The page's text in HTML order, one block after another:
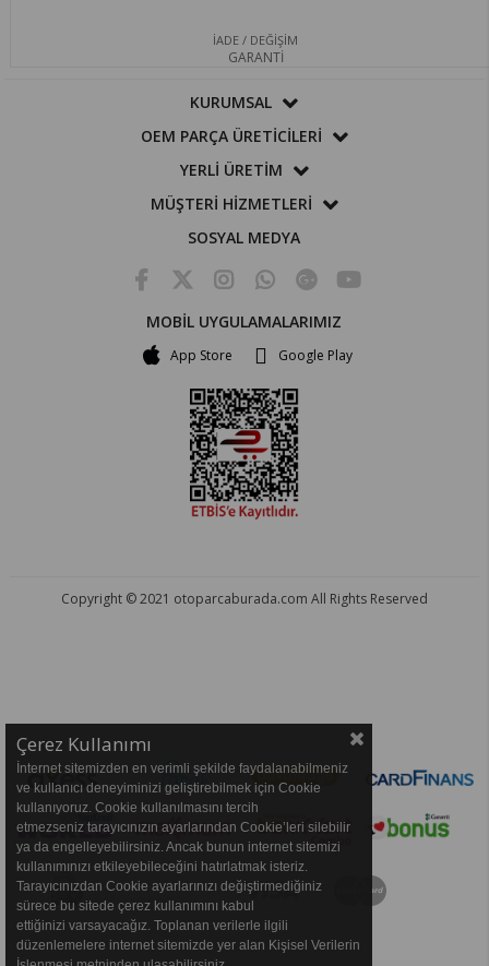
İADE / DEĞİŞİM
GARANTİ
KURUMSAL
OEM PARÇA ÜRETİCİLERİ
YERLİ ÜRETİM
MÜŞTERİ HİZMETLERİ
SOSYAL MEDYA
MOBİL UYGULAMALARIMIZ
App Store Google Play
Copyright © 2021 otoparcaburada.com All Rights Reserved
Çerez Kullanımı
İnternet sitemizden en verimli şekilde faydalanabilmeniz
ve kullanıcı deneyiminizi geliştirebilmek için Cookie
kullanıyoruz. Cookie kullanılmasını tercih
etmezseniz tarayıcınızın ayarlarından Cookie’leri silebilir
ya da engelleyebilirsiniz. Ancak bunun internet sitemizi
kullanımınızı etkileyebileceğini hatırlatmak isteriz.
Tarayıcınızdan Cookie ayarlarınızı değiştirmediğiniz
sürece bu sitede çerez kullanımını kabul
ettiğinizi varsayacağız. Toplanan verilerle ilgili
düzenlemelere internet sitemizde yer alan Kişisel Verilerin